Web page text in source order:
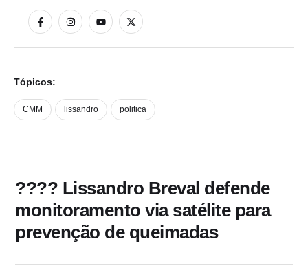
Tópicos:
CMM lissandro politica
???? Lissandro Breval defende
monitoramento via satélite para
prevenção de queimadas